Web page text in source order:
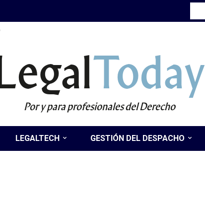
Today
Por y para profesionales del Derecho
LEGALTECH GESTIÓN DEL DESPACHO